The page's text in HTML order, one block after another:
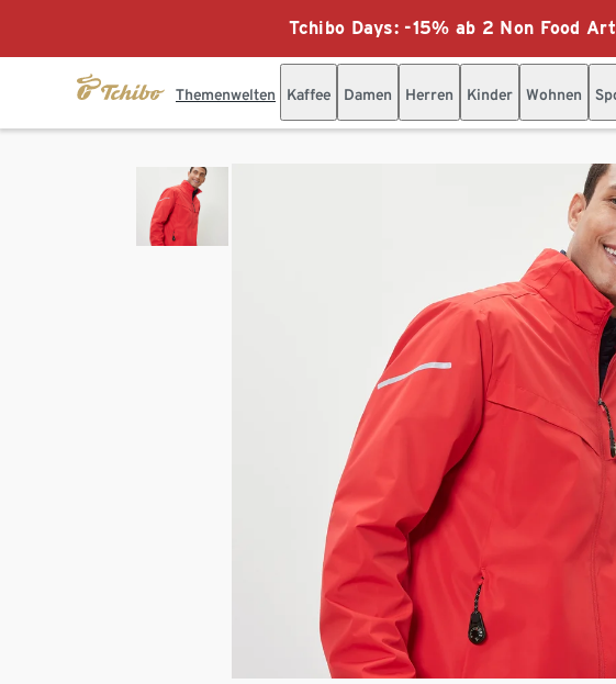
Tchibo Days: -15% ab 2 Non Food
Themenwelten Kaffee Damen Herren Kinder Wohnen